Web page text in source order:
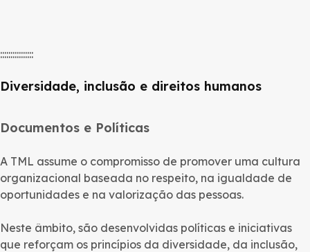
::::::::::::::::
Diversidade, inclusão e direitos humanos
Documentos e Políticas
A TML assume o compromisso de promover uma cultura
organizacional baseada no respeito, na igualdade de
oportunidades e na valorização das pessoas.
Neste âmbito, são desenvolvidas políticas e iniciativas
que reforçam os princípios da diversidade, da inclusão,